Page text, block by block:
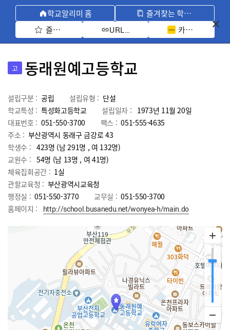
학교알리미 홈
즐겨찾는 학교 모아보기
즐겨찾기 선택
URL 복사 카카오톡 공유
고 동래원예고등학교
설립구분 : 공립 설립유형 : 단설
학교특성 : 특성화고등학교 설립일자 : 1973년 11월 20일
대표번호 : 051-550-3700 팩스 : 051-555-4635
주소 : 부산광역시 동래구 금강로 43
학생수 : 423명 (남 291명 , 여 132명)
교원수 : 54명 (남 13명 , 여 41명)
체육집회공간 : 1실
관할교육청 : 부산광역시교육청
행정실 : 051-550-3770 교무실 : 051-550-3700
홈페이지 :
http://school.busanedu.net/wonyea-h/main.do